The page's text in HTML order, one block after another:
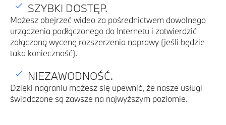
SZYBKI DOSTĘP.
Możesz obejrzeć wideo za pośrednictwem dowolnego
urządzenia podłączonego do Internetu i zatwierdzić
załączoną wycenę rozszerzenia naprawy (jeśli będzie
taka konieczność).
NIEZAWODNOŚĆ.
Dzięki nagraniu możesz się upewnić, że nasze usługi
świadczone są zawsze na najwyższym poziomie.